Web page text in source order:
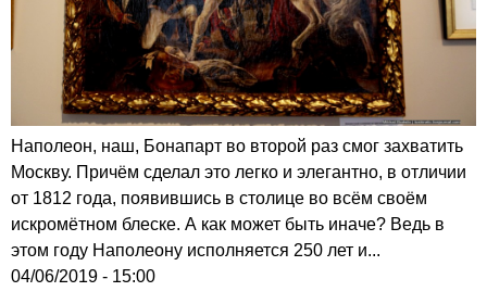
Наполеон, наш, Бонапарт во второй раз смог захватить
Москву. Причём сделал это легко и элегантно, в отличии
от 1812 года, появившись в столице во всём своём
искромётном блеске. А как может быть иначе? Ведь в
этом году Наполеону исполняется 250 лет и...
04/06/2019 - 15:00